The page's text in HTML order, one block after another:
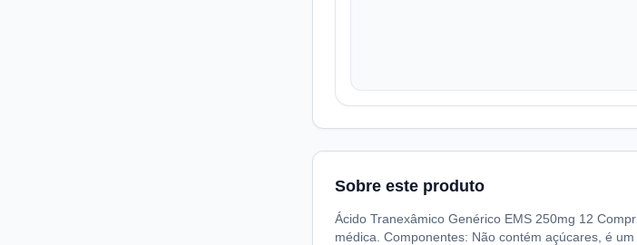
Sobre este produto
Ácido Tranexâmico Genérico EMS 250mg 12
médica. Componentes: Não contém açúcares, é